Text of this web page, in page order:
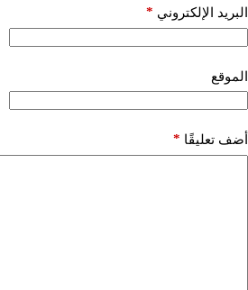
البريد الإلكتروني *
الموقع
أضف تعليقًا *